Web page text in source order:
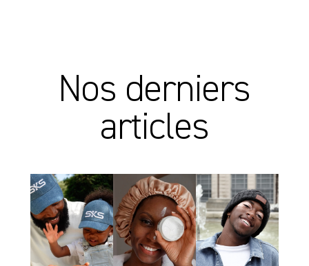
Nos derniers
articles